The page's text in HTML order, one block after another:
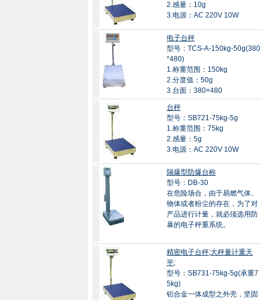
2.感量：10g
3.电源：AC 220V 10W
电子台秤
型号：TCS-A-150kg-50g(380
*480)
1.称重范围：150kg
2.分度值：50g
3.台面：380×480
台秤
型号：SB721-75kg-5g
1.称重范围：75kg
2.感量：5g
3.电源：AC 220V 10W
隔爆型防爆台称
型号：DB-30
在危险场合，由于易燃气体、
物体或者粉尘的存在，为了对
产品进行计量，就必须选用防
暴的电子秤重系统。
精密电子台秤;大秤量计重天
平;
型号：SB731-75kg-5g(承重7
5kg)
铝合金一体成型之外壳，坚固